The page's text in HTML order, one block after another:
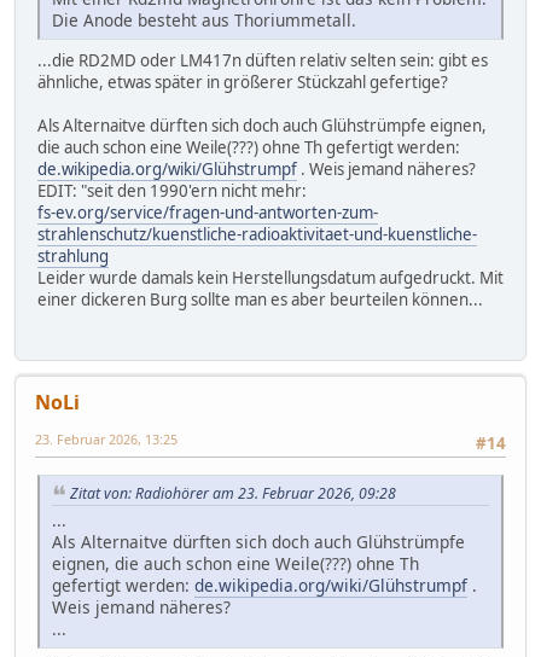
Die Anode besteht aus Thoriummetall.
...die RD2MD oder LM417n düften relativ selten sein: gibt es
ähnliche, etwas später in größerer Stückzahl gefertige?
Als Alternaitve dürften sich doch auch Glühstrümpfe eignen,
die auch schon eine Weile(???) ohne Th gefertigt werden:
de.wikipedia.org/wiki/Glühstrumpf . Weis jemand näheres?
EDIT: "seit den 1990'ern nicht mehr:
fs-ev.org/service/fragen-und-antworten-zum-
strahlenschutz/kuenstliche-radioaktivitaet-und-kuenstliche-
strahlung
Leider wurde damals kein Herstellungsdatum aufgedruckt. Mit
einer dickeren Burg sollte man es aber beurteilen können...
NoLi
#14
23. Februar 2026, 13:25
Zitat von: Radiohörer am 23. Februar 2026, 09:28
...
Als Alternaitve dürften sich doch auch Glühstrümpfe
eignen, die auch schon eine Weile(???) ohne Th
gefertigt werden: de.wikipedia.org/wiki/Glühstrumpf .
Weis jemand näheres?
...